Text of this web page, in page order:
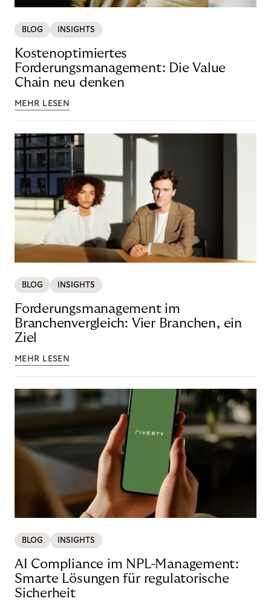
BLOG INSIGHTS
Kostenoptimiertes
Forderungsmanagement: Die Value
Chain neu denken
MEHR LESEN
BLOG INSIGHTS
Forderungsmanagement im
Branchenvergleich: Vier Branchen, ein
Ziel
MEHR LESEN
BLOG INSIGHTS
AI Compliance im NPL-Management:
Smarte Lösungen für regulatorische
Sicherheit